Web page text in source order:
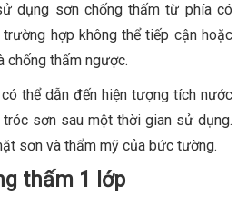
dụng sơn chống thấm từ phía có
trường hợp không thể tiếp cận hoặc
chống thấm ngược.
thể dẫn đến hiện tượng tích nước
tróc sơn sau một thời gian sử dụng.
sơn và thẩm mỹ của bức tường.
thấm 1 lớp